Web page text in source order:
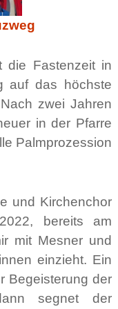
die Fastenzeit in
auf das höchste
zwei Jahren
in der Pfarre
Palmprozession
und Kirchenchor
bereits am
mit Mesner und
einzieht. Ein
Begeisterung der
segnet der